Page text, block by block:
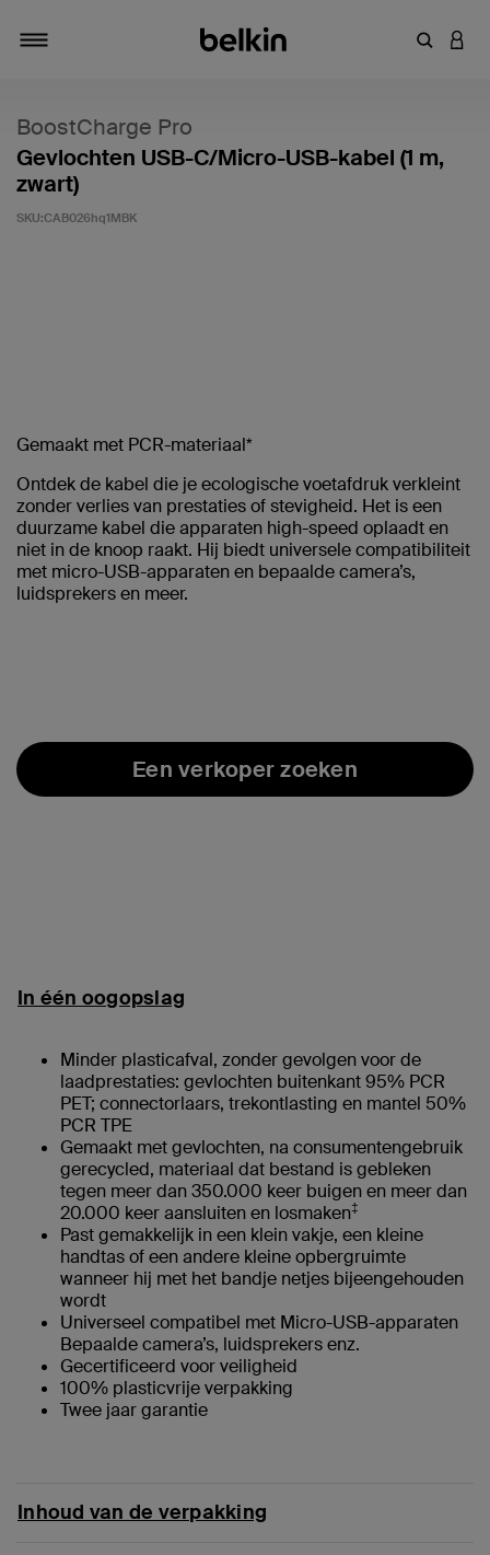
BoostCharge Pro
Gevlochten USB-C/Micro-USB-kabel (1 m,
zwart)
SKU:CAB026hq1MBK
Gemaakt met PCR-materiaal*
Ontdek de kabel die je ecologische voetafdruk verkleint
zonder verlies van prestaties of stevigheid. Het is een
duurzame kabel die apparaten high-speed oplaadt en
niet in de knoop raakt. Hij biedt universele compatibiliteit
met micro-USB-apparaten en bepaalde camera’s,
luidsprekers en meer.
Een verkoper zoeken
In één oogopslag
Minder plasticafval, zonder gevolgen voor de
laadprestaties: gevlochten buitenkant 95% PCR
PET; connectorlaars, trekontlasting en mantel 50%
PCR TPE
Gemaakt met gevlochten, na consumentengebruik
gerecycled, materiaal dat bestand is gebleken
tegen meer dan 350.000 keer buigen en meer dan
20.000 keer aansluiten en losmaken‡
Past gemakkelijk in een klein vakje, een kleine
handtas of een andere kleine opbergruimte
wanneer hij met het bandje netjes bijeengehouden
wordt
Universeel compatibel met Micro-USB-apparaten
Bepaalde camera’s, luidsprekers enz.
Gecertificeerd voor veiligheid
100% plasticvrije verpakking
Twee jaar garantie
Inhoud van de verpakking